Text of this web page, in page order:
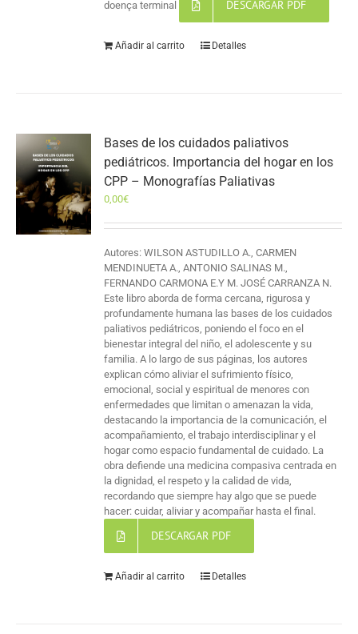
doença terminal DESCARGAR PDF
Añadir al carrito Detalles
Bases de los cuidados paliativos
pediátricos. Importancia del hogar en los
CPP – Monografías Paliativas
0,00€
Autores: WILSON ASTUDILLO A., CARMEN
MENDINUETA A., ANTONIO SALINAS M.,
FERNANDO CARMONA E.Y M. JOSÉ CARRANZA N.
Este libro aborda de forma cercana, rigurosa y
profundamente humana las bases de los cuidados
paliativos pediátricos, poniendo el foco en el
bienestar integral del niño, el adolescente y su
familia. A lo largo de sus páginas, los autores
explican cómo aliviar el sufrimiento físico,
emocional, social y espiritual de menores con
enfermedades que limitan o amenazan la vida,
destacando la importancia de la comunicación, el
acompañamiento, el trabajo interdisciplinar y el
hogar como espacio fundamental de cuidado. La
obra defiende una medicina compasiva centrada en
la dignidad, el respeto y la calidad de vida,
recordando que siempre hay algo que se puede
hacer: cuidar, aliviar y acompañar hasta el final.
DESCARGAR PDF
Añadir al carrito Detalles